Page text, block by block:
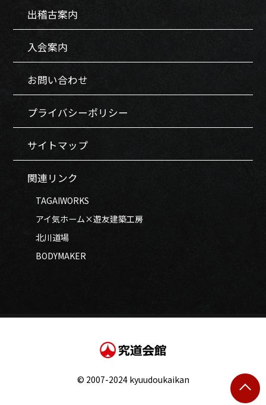
出稽古案内
入会案内
お問い合わせ
プライバシーポリシー
サイトマップ
関連リンク
TAGAIWORKS
アイ気ホーム×遊友建築工房
北川道場
BODYMAKER
© 2007-2024 kyuudoukaikan